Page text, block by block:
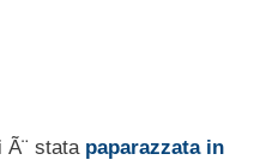
Ã¨ stata paparazzata in